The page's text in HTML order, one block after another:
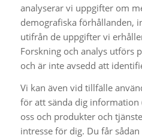
analyserar vi uppgifter om
demografiska förhållanden,
utifrån de uppgifter vi
Forskning och analys utförs
och är inte avsedd att
Vi kan även vid tillfälle
för att sända dig information
oss och produkter och
intresse för dig. Du får